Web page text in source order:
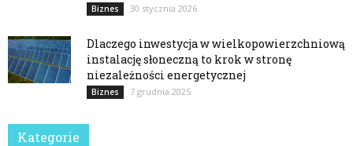
Biznes 30 stycznia 2026
Dlaczego inwestycja w wielkopowierzchniową
instalację słoneczną to krok w stronę
niezależności energetycznej
Biznes 7 grudnia 2025
Kategorie